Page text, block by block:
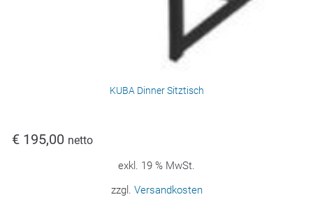
KUBA Dinner Sitztisch
€ 195,00 netto
exkl. 19 % MwSt.
zzgl. Versandkosten